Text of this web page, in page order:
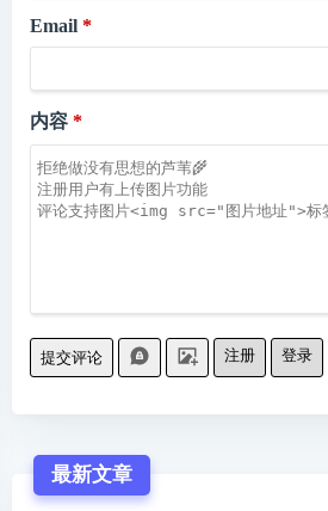
Email
内容
提交评论 注册 登录
最新文章